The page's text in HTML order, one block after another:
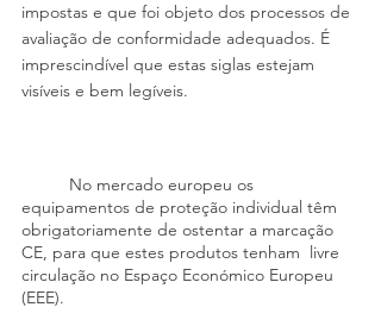
impostas e que foi objeto dos processos de
avaliação de conformidade adequados. É
imprescindível que estas siglas estejam
visíveis e bem legíveis.
equipamentos de proteção individual têm
obrigatoriamente de ostentar a marcação
CE, para que estes produtos tenham  livre
circulação no Espaço Económico Europeu
(EEE).